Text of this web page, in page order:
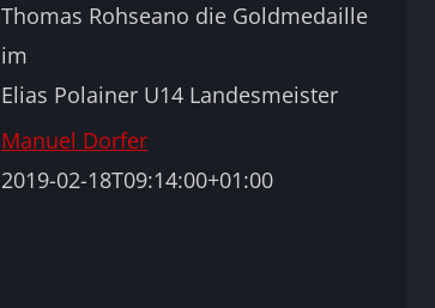
Thomas Rohseano die Goldmedaille
im
Elias Polainer U14 Landesmeister
Manuel Dorfer
2019-02-18T09:14:00+01:00